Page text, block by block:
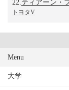
22. ティアーン・
トヨタV
Menu
大学